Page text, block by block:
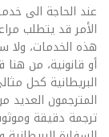
عند الحاجة الى
الأمر قد يتطلب
هذه الخدمات، ولا
أو قانونية، من
البريطانية كحل
المترجمون العديد
ترجمة دقيقة